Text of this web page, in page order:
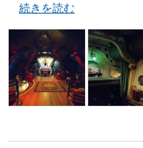
続きを読む